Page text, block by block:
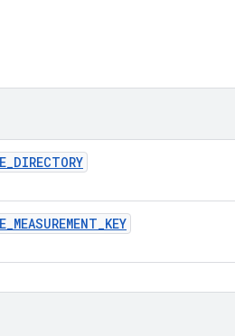
_DIRECTORY
_MEASUREMENT_KEY